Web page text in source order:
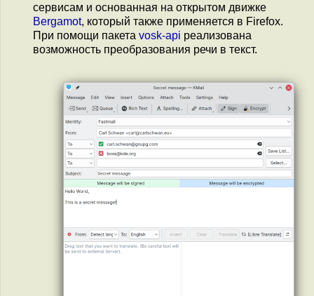
сервисам и основанная на открытом движке
Bergamot, который также применяется в Firefox.
При помощи пакета vosk-api реализована
возможность преобразования речи в текст.